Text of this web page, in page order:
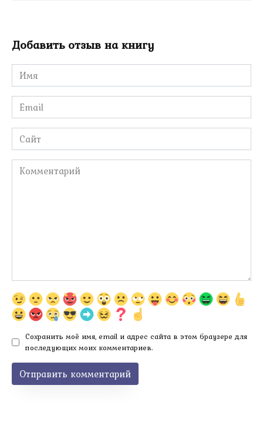
Добавить отзыв на книгу
Имя
*
Email
*
Сайт
Комментарий
Сохранить моё имя, email и адрес сайта в этом браузере для
последующих моих комментариев.